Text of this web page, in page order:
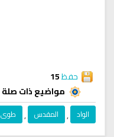
حفظ15
مواضيع ذات صلة
الواد , المقدس , طوى